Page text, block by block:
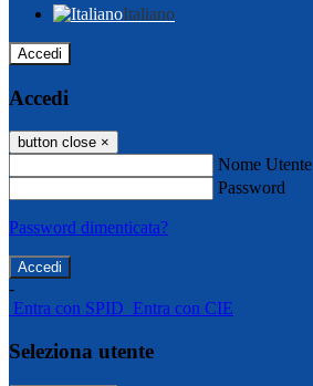
Italiano
Accedi
Accedi
button close ×
Nome Utente
Password
Password dimenticata?
-
Entra con SPID Entra con CIE
Seleziona utente